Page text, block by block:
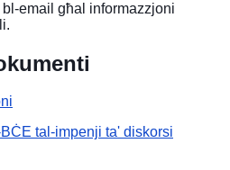
bl-email għal informazzjoni
tal-impenji ta' diskorsi